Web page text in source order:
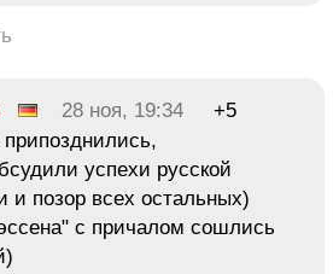
28 ноя, 19:34
+5
припозднились,
успехи русской
и позор всех остальных)
с причалом сошлись